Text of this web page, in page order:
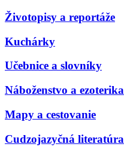
Životopisy a reportáže
Kuchárky
Učebnice a slovníky
Náboženstvo a ezoterika
Mapy a cestovanie
Cudzojazyčná literatúra